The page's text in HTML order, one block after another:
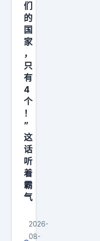
们
的
国
家
，
只
有
4
个
！
”
这
话
听
着
霸
气
2026-
08-